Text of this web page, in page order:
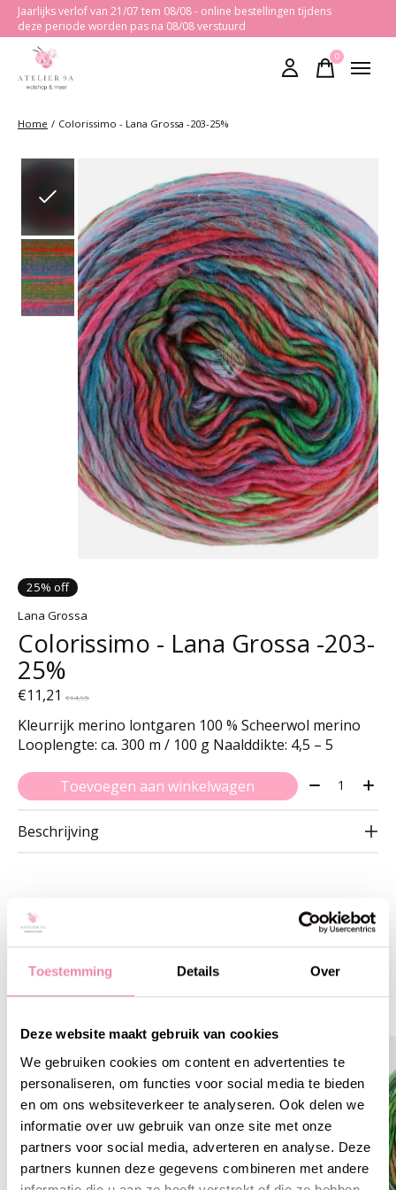
Toestemming Details Over
Deze website maakt gebruik van cookies
We gebruiken cookies om content en advertenties te
personaliseren, om functies voor social media te bieden
en om ons websiteverkeer te analyseren. Ook delen we
informatie over uw gebruik van onze site met onze
partners voor social media, adverteren en analyse. Deze
partners kunnen deze gegevens combineren met andere
Jaarlijks verlof van 21/07 tem 08/08 - online bestellingen tijdens
deze periode worden pas na 08/08 verstuurd
0items
Home / Colorissimo - Lana Grossa -203-25%
25% off
Lana Grossa
Colorissimo - Lana Grossa -203-
25%
€11,21 €14,95
Kleurrijk merino lontgaren 100 % Scheerwol merino
Looplengte: ca. 300 m / 100 g Naalddikte: 4,5 – 5
Toevoegen aan winkelwagen Aantal:
Beschrijving
Gerelateerde producten
25% off